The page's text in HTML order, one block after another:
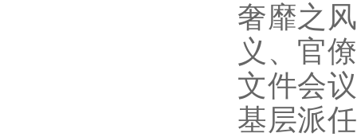
奢靡之
义、官
文件会
基层派